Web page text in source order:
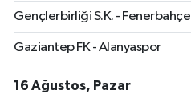
Gençlerbirliği S.K. - Fenerbahçe
Gaziantep FK - Alanyaspor
16 Ağustos, Pazar